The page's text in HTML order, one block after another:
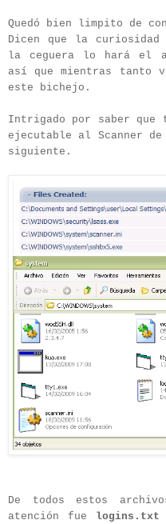
Quedó bien limpito de
Dicen que la
la ceguera lo hará el
así que mientras tanto
este bichejo.
Intrigado por saber que
ejecutable al Scanner
siguiente.
De todos estos
atención fue logins.txt